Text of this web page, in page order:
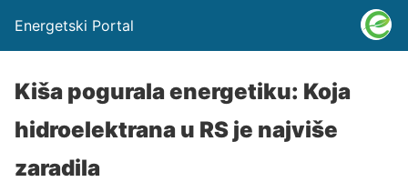
Energetski Portal
Kiša pogurala energetiku: Koja
hidroelektrana u RS je najviše
zaradila